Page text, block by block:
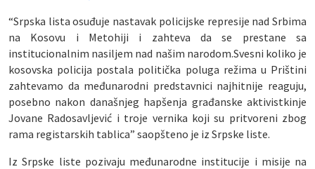
“Srpska lista osuđuje nastavak policijske represije nad Srbima
na Kosovu i Metohiji i zahteva da se prestane sa
institucionalnim nasiljem nad našim narodom.Svesni koliko je
kosovska policija postala politička poluga režima u Prištini
zahtevamo da međunarodni predstavnici najhitnije reaguju,
posebno nakon današnjeg hapšenja građanske aktivistkinje
Jovane Radosavljević i troje vernika koji su pritvoreni zbog
rama registarskih tablica” saopšteno je iz Srpske liste.
Iz Srpske liste pozivaju međunarodne institucije i misije na